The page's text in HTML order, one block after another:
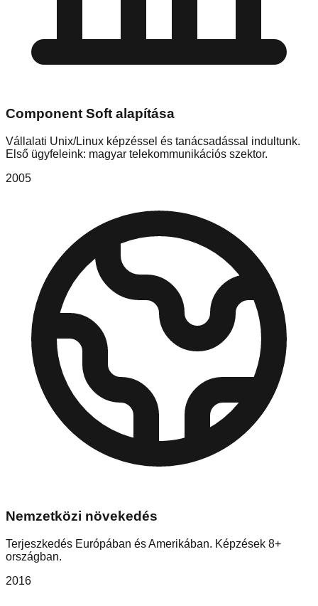
Component Soft alapítása
Vállalati Unix/Linux képzéssel és tanácsadással indultunk.
Első ügyfeleink: magyar telekommunikációs szektor.
2005
Nemzetközi növekedés
Terjeszkedés Európában és Amerikában. Képzések 8+
országban.
2016